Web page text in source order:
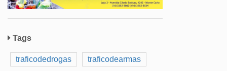
Tags
traficodedrogas traficodearmas